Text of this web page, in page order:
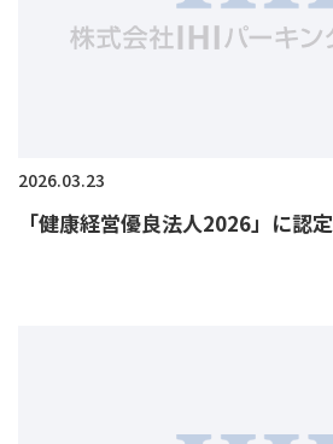
2026.03.23
「健康経営優良法人2026」に認定